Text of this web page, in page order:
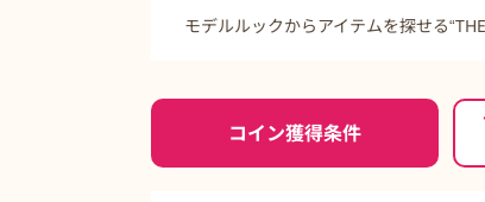
モデルルックからアイテムを探せる
ご利用前に必ずお読みください
コイン獲得条件